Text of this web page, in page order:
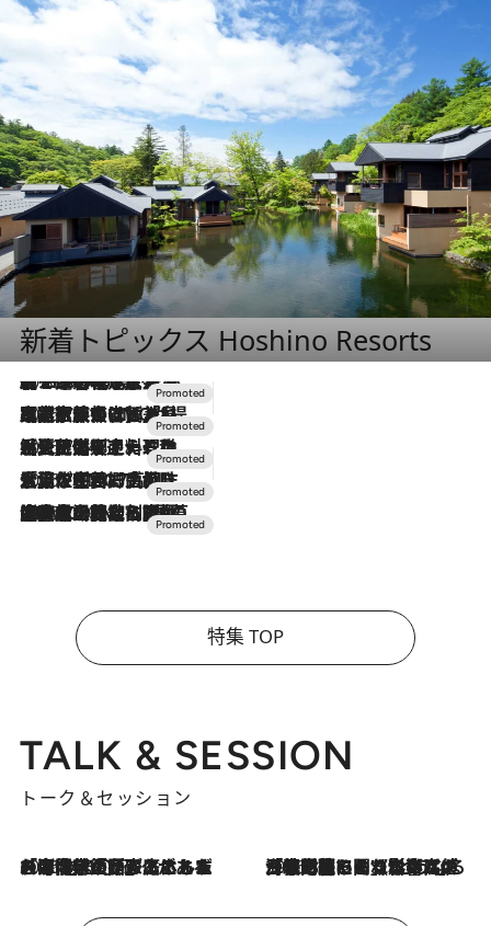
新着トピックス Hoshino Resorts
2026.8.7
【トンボの足水浴】ヒノキの香りに包まれて涼感マックス！約13℃の湧水かけ流しを避暑地「星野温泉 トンボの湯」で体験
2026.7.31
【ホテル帰省】という選択肢をOMOが提案。家族とほどよい距離を保つには「昼は実家、夜は気兼ねなくホテルで！」
2026.7.24
【夏限定ディナーコース】旬を迎える稚鮎や花ズッキーニなどをイタリア・トスカーナの郷土料理の手法で満喫！
2026.7.17
「土佐和ハーブかき氷」がOMO7高知に登場！生姜、山椒、大葉など目にも舌にも涼を呼ぶ郷土の味
2026.7.10
NEW OPEN！【界 草津】名湯の地に誕生。趣の異なる2種の温泉と上州ならではの会席・蕎麦割烹など美食を味わう究極の癒やし旅
特集 TOP
TALK & SESSION
トーク＆セッション
2026.8.3
「今後値上げがあるとすれば…」「リスクがあるのは今年の冬」エネルギー専門家が語る、ホルムズ海峡封鎖が家庭にもたらす“ある心配” 2026.8.3
「住宅建てられない…」「サーチャージ料の高値が続いている」ホルムズ海峡封鎖による影響はいつまで続く？《エネルギー専門家に聞く“どうなる日本の暮らし”》